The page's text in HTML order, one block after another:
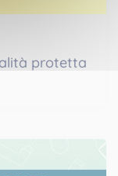
protetta